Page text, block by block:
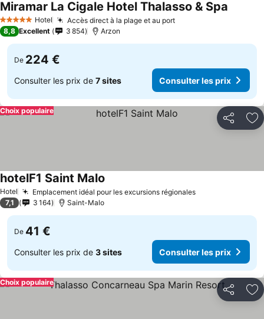
5 Étoiles Hotel Accès direct à la plage et au port
Miramar La Cigale Hotel Thalasso & Spa
8,8 Excellent 3 854 Arzon
De 224 €
Consulter les prix de 7 sites Consulter les prix
Partager
Choix populaire
Hotel Emplacement idéal pour les excursions régionales
hotelF1 Saint Malo
7,1 3 164 Saint-Malo
De 41 €
Consulter les prix de 3 sites Consulter les prix
Partager
Choix populaire